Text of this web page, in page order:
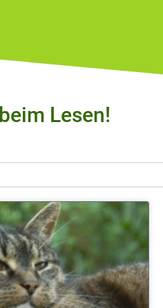
Lesen!